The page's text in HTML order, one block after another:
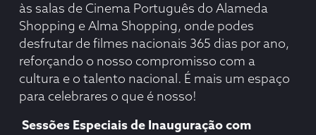
às salas de Cinema Português do Alameda
Shopping e Alma Shopping, onde podes
desfrutar de filmes nacionais 365 dias por ano,
reforçando o nosso compromisso com a
cultura e o talento nacional. É mais um espaço
para celebrares o que é nosso!
Sessões Especiais de Inauguração com